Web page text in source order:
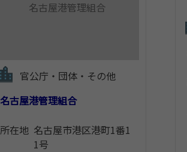
名古屋港管理組合
官公庁・団体・その他
名古屋港管理組合
所在地 名古屋市港区港町1番1
1号